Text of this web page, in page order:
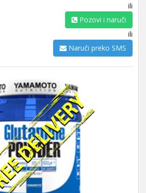
ili
Pozovi i naruči
ili
Naruči preko SMS